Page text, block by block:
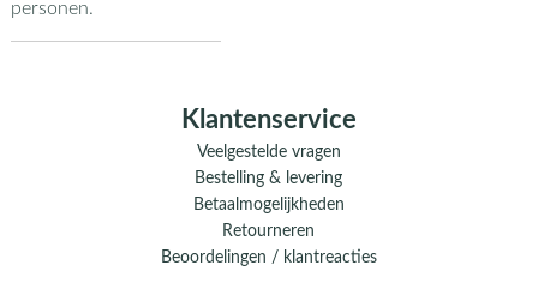
personen.
Klantenservice
Veelgestelde vragen
Bestelling & levering
Betaalmogelijkheden
Retourneren
Beoordelingen / klantreacties